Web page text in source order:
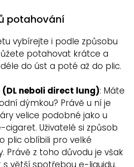
potahování
vybírejte i podle způsobu
potahovat krátce a
do úst a poté až do plic.
neboli direct lung): Máte
dýmkou? Právě u ní je
velice podobné jako u
Uživatelé si způsob
plic oblíbili pro velké
Právě z toho důvodu je však
větší spotřebou e-liquidu.